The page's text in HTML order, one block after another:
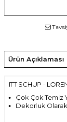
Ürün Açıklaması
ITT SCHUP -
Çok Çok Temiz
Dekorluk